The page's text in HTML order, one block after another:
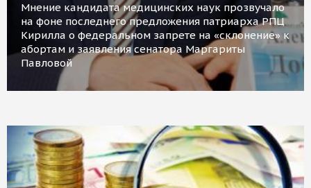
Мнение кандидата медицинских наук прозвучало
на фоне последнего предложения патриарха РПЦ
Кирилла о федеральном запрете на «склонение» к
абортам и заявления сенатора Маргариты
Павловой